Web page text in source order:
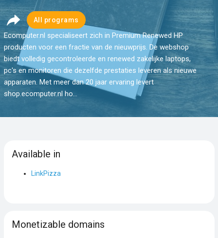
All programs
Ecomputer.nl specialiseert zich in Premium Renewed HP
producten voor een fractie van de nieuwprijs. De webshop
biedt volledig gecontroleerde en renewed zakelijke laptops,
pc's en monitoren die dezelfde prestaties leveren als nieuwe
apparaten. Met meer dan 20 jaar ervaring levert
shop.ecomputer.nl ho...
Available in
LinkPizza
Monetizable domains